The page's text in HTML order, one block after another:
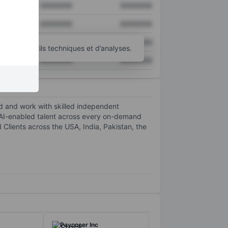
XXXXXXX XXXXXXX
outils techniques et d’analyses.
and work with skilled independent
enabled talent across every on-demand
across the USA, India, Pakistan, the
Payoneer Inc